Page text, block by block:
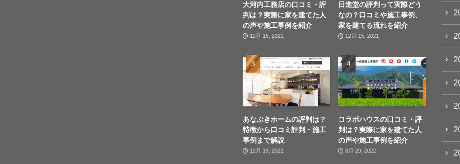
大河内工務店の口コミ・評
判は？実際に家を建てた人
の声や施工事例を紹介
12月 15, 2021
日進堂の評判って実際どう
なの？口コミや施工事例、
家を建てる流れを紹介
12月 15, 2021
あなぶきホームの評判は？
特徴から口コミ評判・施工
事例まで解説
12月 19, 2022
コラボハウスの口コミ・評
判は？実際に家を建てた人
の声や施工事例を紹介
8月 29, 2022